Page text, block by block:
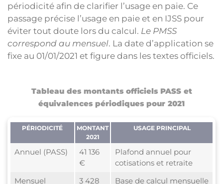
périodicité afin de clarifier l’usage en paie. Ce
passage précise l’usage en paie et en IJSS pour
éviter tout doute lors du calcul. Le PMSS
correspond au mensuel. La date d’application se
fixe au 01/01/2021 et figure dans les textes officiels.
Tableau des montants officiels PASS et
équivalences périodiques pour 2021
PÉRIODICITÉ
MONTANT
2021
USAGE PRINCIPAL
Annuel (PASS)
41 136
€
Plafond annuel pour
cotisations et retraite
Mensuel
3 428 Base de calcul mensuelle